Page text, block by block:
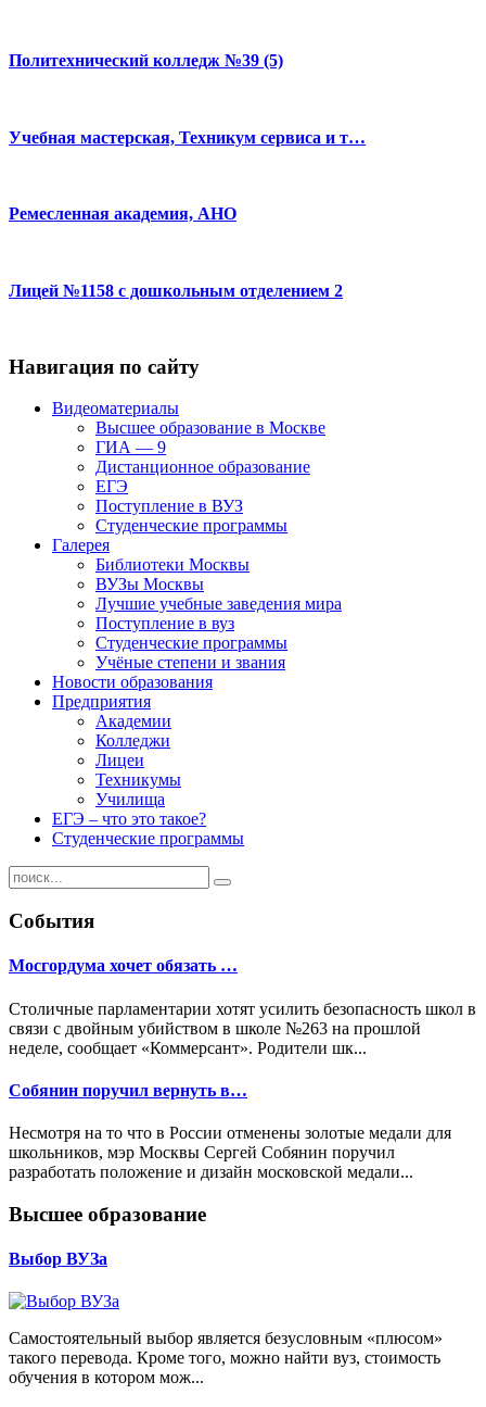
Политехнический колледж №39 (5)
Учебная мастерская, Техникум сервиса и т…
Ремесленная академия, АНО
Лицей №1158 с дошкольным отделением 2
Навигация по сайту
Видеоматериалы
Высшее образование в Москве
ГИА — 9
Дистанционное образование
ЕГЭ
Поступление в ВУЗ
Студенческие программы
Галерея
Библиотеки Москвы
ВУЗы Москвы
Лучшие учебные заведения мира
Поступление в вуз
Студенческие программы
Учёные степени и звания
Новости образования
Предприятия
Академии
Колледжи
Лицеи
Техникумы
Училища
ЕГЭ – что это такое?
Студенческие программы
События
Мосгордума хочет обязать …
Столичные парламентарии хотят усилить безопасность школ в
связи с двойным убийством в школе №263 на прошлой
неделе, сообщает «Коммерсант». Родители шк...
Собянин поручил вернуть в…
Несмотря на то что в России отменены золотые медали для
школьников, мэр Москвы Сергей Собянин поручил
разработать положение и дизайн московской медали...
Высшее образование
Выбор ВУЗа
Самостоятельный выбор является безусловным «плюсом»
такого перевода. Кроме того, можно найти вуз, стоимость
обучения в котором мож...